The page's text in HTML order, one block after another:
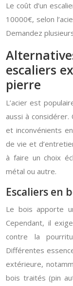
Le coût d’un
10000€, selon
Demandez
escaliers
pierre
L’acier est
aussi à considérer.
et inconvénients
de vie et
à faire un choix
métal ou autre.
Escaliers en
Le bois apporte
Cependant, il
contre la
Différentes
extérieure,
bois traités (pin